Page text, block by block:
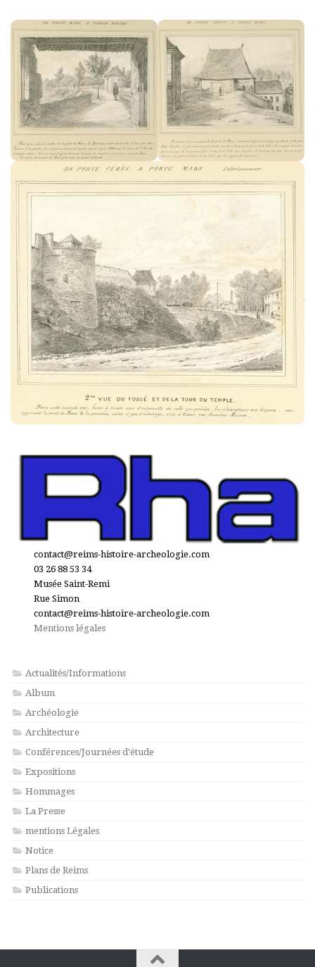
contact@reims-histoire-archeologie.com
03 26 88 53 34
Musée Saint-Remi
Rue Simon
contact@reims-histoire-archeologie.com
Mentions légales
Actualités/Informations
Album
Archéologie
Architecture
Conférences/Journées d'étude
Expositions
Hommages
La Presse
mentions Légales
Notice
Plans de Reims
Publications